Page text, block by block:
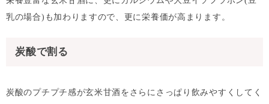
乳の場合)も加わりますので、更に栄養価が高まります。
炭酸で割る
炭酸のプチプチ感が玄米甘酒をさらにさっぱり飲みやすくしてく